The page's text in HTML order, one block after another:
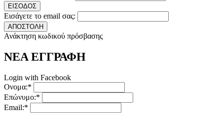
ΕΙΣΟΔΟΣ
Εισάγετε το email σας:
ΑΠΟΣΤΟΛΗ
Ανάκτηση κωδικού πρόσβασης
ΝΕΑ ΕΓΓΡΑΦΗ
Login with Facebook
Ονομα:*
Επώνυμο:*
Email:*